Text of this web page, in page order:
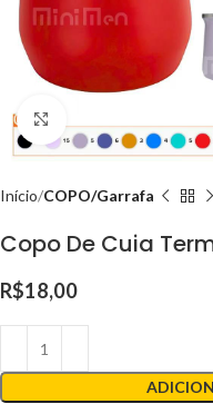
Início COPO/Garrafa
Copo De Cuia
R$18,00